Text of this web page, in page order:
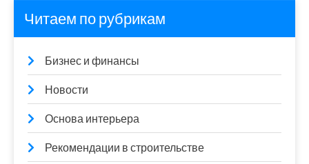
Читаем по рубрикам
Бизнес и финансы
Новости
Основа интерьера
Рекомендации в строительстве